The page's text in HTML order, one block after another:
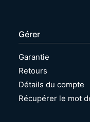
Gérer
Garantie
Retours
Détails du compte
Récupérer le mot